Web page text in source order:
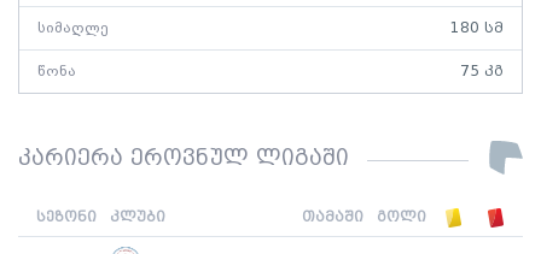
სიმაღლე 180 სმ
წონა 75 კგ
კარიერა ეროვნულ ლიგაში
სეზონი კლუბი თამაში გოლი